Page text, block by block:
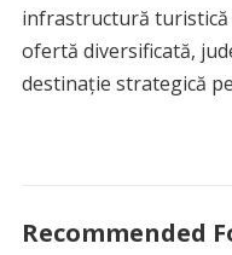
infrastructură turistică
ofertă diversificată,
destinație strategică
Recommended